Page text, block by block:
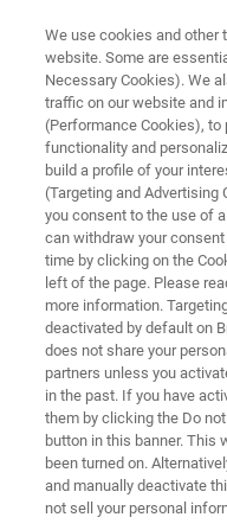
OPEN PATH SPECTROMETER
OPS
We use cookies and other
website. Some are
Necessary Cookies). We
traffic on our website and
(Performance Cookies), to
functionality and
build a profile of your
(Targeting and Advertising
you consent to the use of
can withdraw your
time by clicking on the
left of the page. Please
more information.
deactivated by default on
does not share your
partners unless you
in the past. If you have
them by clicking the Do
button in this banner. This
been turned on.
and manually deactivate
not sell your personal